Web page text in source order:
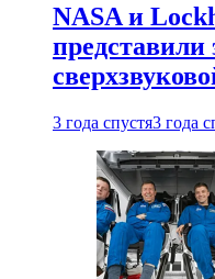
NASA и
3 года спустя3 года